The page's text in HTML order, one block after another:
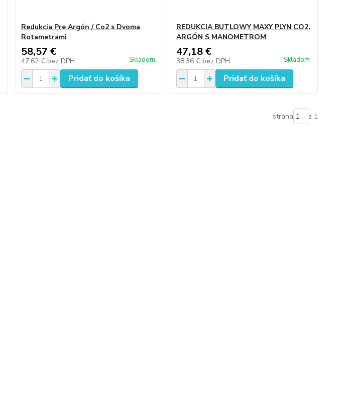
Redukcia Pre Argón / Co2 s Dvoma
Rotametrami
58,57 €
47,62 € bez DPH Skladom
Pridať do košíka
REDUKCIA BUTLOWY MAXY PLYN CO2,
ARGÓN S MANOMETROM
47,18 €
38,36 € bez DPH Skladom
Pridať do košíka
strana z 1